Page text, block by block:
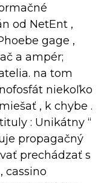
od NetEnt ,
gage ,
a ampér;
na tom
niekoľko
, k chybe .
: Unikátny “
propagačný
prechádzať s
cassino